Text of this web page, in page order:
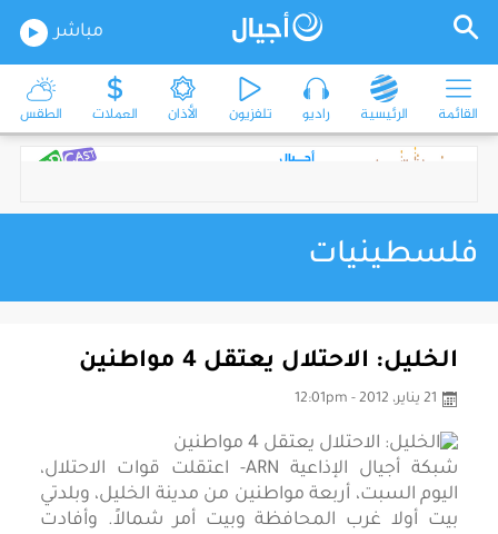
مباشر
القائمة الرئيسية راديو تلفزيون الأذان العملات الطقس
فلسطينيات
الخليل: الاحتلال يعتقل 4 مواطنين
21 يناير، 2012 - 12:01pm
شبكة أجيال الإذاعية ARN- اعتقلت قوات الاحتلال،
اليوم السبت، أربعة مواطنين من مدينة الخليل، وبلدتي
بيت أولا غرب المحافظة وبيت أمر شمالاً. وأفادت